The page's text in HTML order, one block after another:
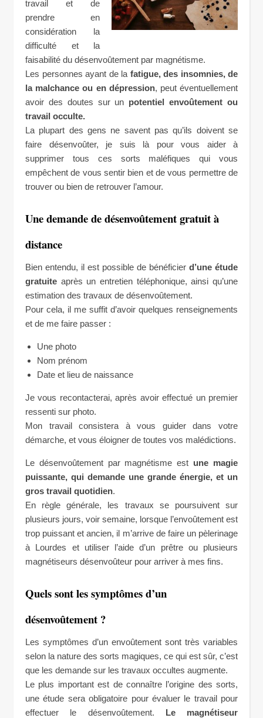
travail et de
prendre en
considération la
difficulté et la
faisabilité du désenvoûtement par magnétisme.
Les personnes ayant de la fatigue, des insomnies, de
la malchance ou en dépression, peut éventuellement
avoir des doutes sur un potentiel envoûtement ou
travail occulte.
La plupart des gens ne savent pas qu’ils doivent se
faire désenvoûter, je suis là pour vous aider à
supprimer tous ces sorts maléfiques qui vous
empêchent de vous sentir bien et de vous permettre de
trouver ou bien de retrouver l’amour.
Une demande de désenvoûtement gratuit à
distance
Bien entendu, il est possible de bénéficier d’une étude
gratuite après un entretien téléphonique, ainsi qu’une
estimation des travaux de désenvoûtement.
Pour cela, il me suffit d’avoir quelques renseignements
et de me faire passer :
Une photo
Nom prénom
Date et lieu de naissance
Je vous recontacterai, après avoir effectué un premier
ressenti sur photo.
Mon travail consistera à vous guider dans votre
démarche, et vous éloigner de toutes vos malédictions.
Le désenvoûtement par magnétisme est une magie
puissante, qui demande une grande énergie, et un
gros travail quotidien.
En règle générale, les travaux se poursuivent sur
plusieurs jours, voir semaine, lorsque l’envoûtement est
trop puissant et ancien, il m’arrive de faire un pèlerinage
à Lourdes et utiliser l’aide d’un prêtre ou plusieurs
magnétiseurs désenvoûteur pour arriver à mes fins.
Quels sont les symptômes d’un
désenvoûtement ?
Les symptômes d’un envoûtement sont très variables
selon la nature des sorts magiques, ce qui est sûr, c’est
que les demande sur les travaux occultes augmente.
Le plus important est de connaître l’origine des sorts,
une étude sera obligatoire pour évaluer le travail pour
effectuer le désenvoûtement. Le magnétiseur